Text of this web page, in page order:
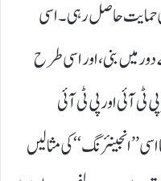
حمایت حاصل رہی۔ اسی
میں بنی، اور اسی طرح
ٹی آئی اور پی ٹی آئی
’’ انجینئرنگ‘‘ کی مثالیں